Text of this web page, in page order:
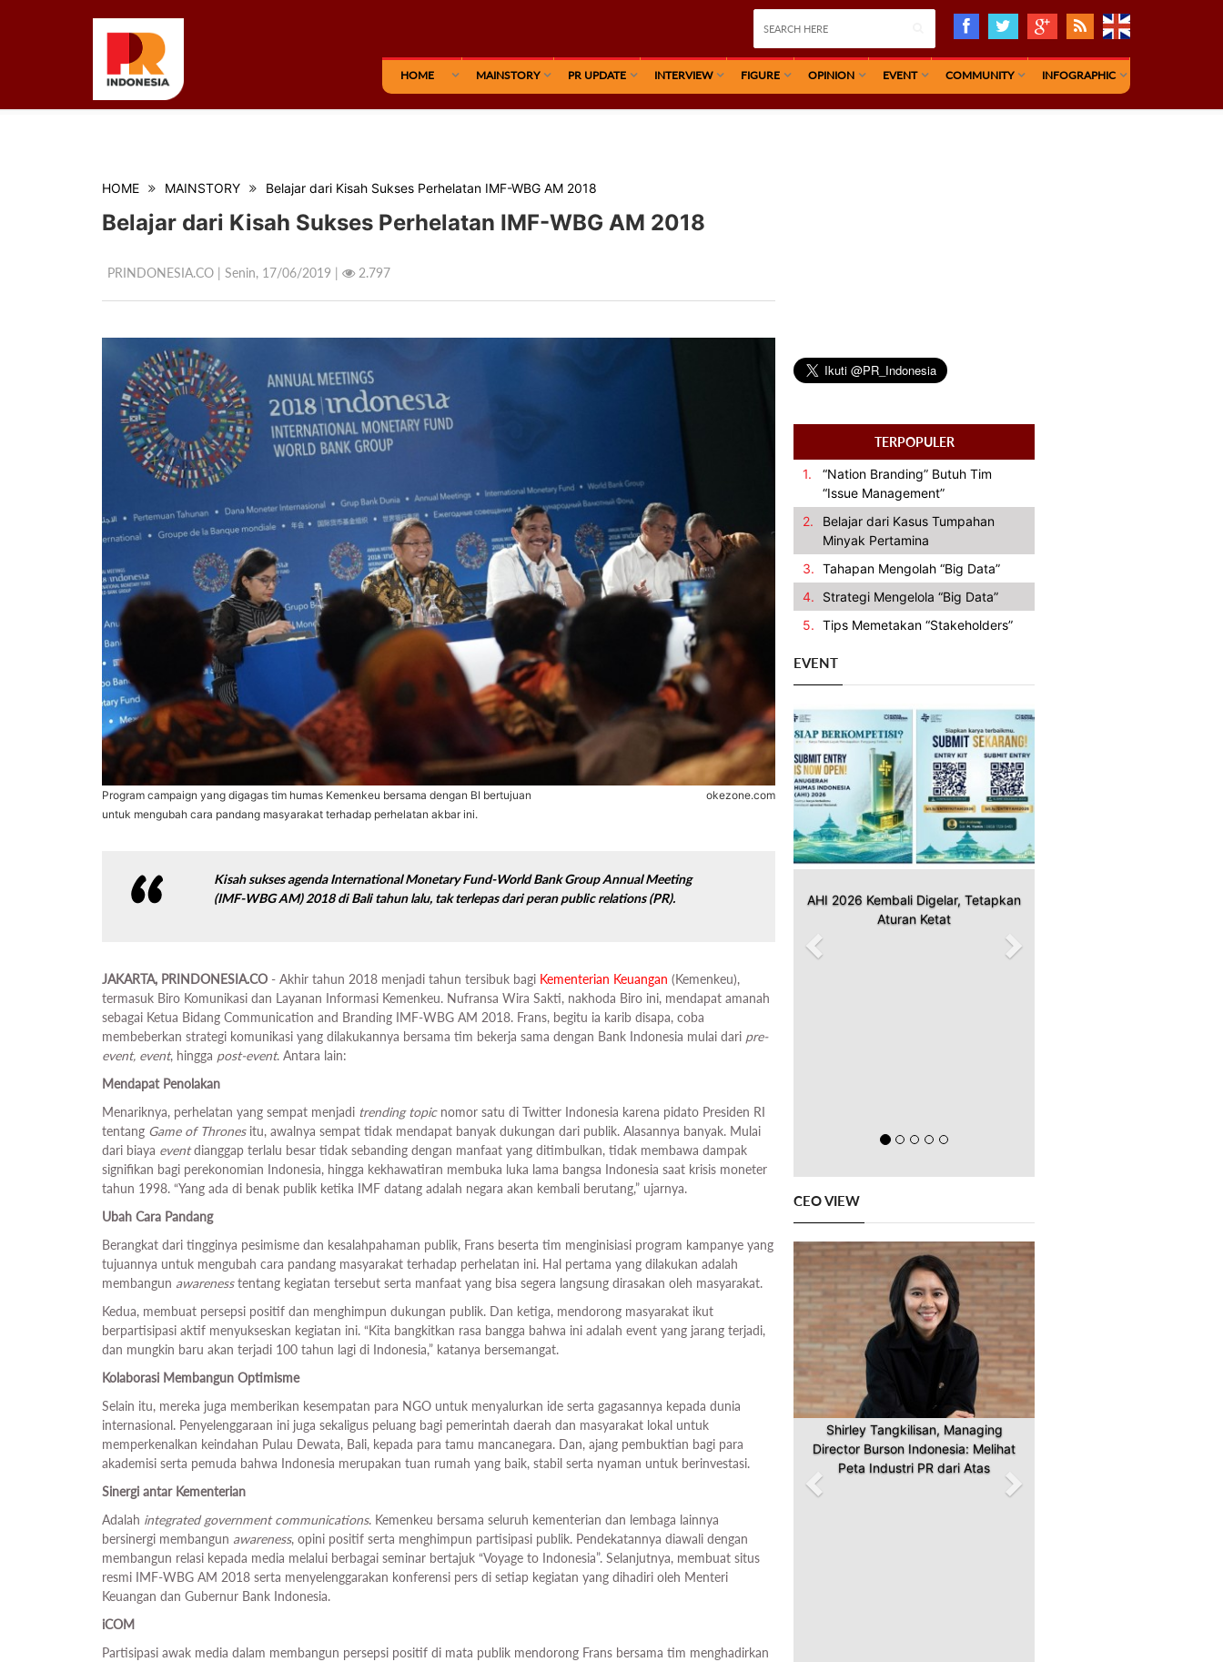
HOME MAINSTORY PR UPDATE INTERVIEW FIGURE OPINION EVENT COMMUNITY INFOGRAPHIC
HOME MAINSTORY Belajar dari Kisah Sukses Perhelatan IMF-WBG AM 2018
Belajar dari Kisah Sukses Perhelatan IMF-WBG AM 2018
PRINDONESIA.CO | Senin, 17/06/2019 | 2.797
Program campaign yang digagas tim humas Kemenkeu bersama dengan BI bertujuan
untuk mengubah cara pandang masyarakat terhadap perhelatan akbar ini.
okezone.com
Kisah sukses agenda International Monetary Fund-World Bank Group Annual Meeting
(IMF-WBG AM) 2018 di Bali tahun lalu, tak terlepas dari peranpublic relations(PR).
JAKARTA, PRINDONESIA.CO - Akhir tahun 2018 menjadi tahun tersibuk bagi Kementerian Keuangan (Kemenkeu),
termasuk Biro Komunikasi dan Layanan Informasi Kemenkeu. Nufransa Wira Sakti, nakhoda Biro ini, mendapat amanah
sebagai Ketua Bidang Communication and Branding IMF-WBG AM 2018. Frans, begitu ia karib disapa, coba
membeberkan strategi komunikasi yang dilakukannya bersama tim bekerja sama dengan Bank Indonesia mulai dari pre-
event, event, hingga post-event. Antara lain:
Mendapat Penolakan
Menariknya, perhelatan yang sempat menjadi trending topicnomor satu di Twitter Indonesia karena pidato Presiden RI
tentang Game of Thronesitu, awalnya sempat tidak mendapat banyak dukungan dari publik. Alasannya banyak. Mulai
dari biaya eventdianggap terlalu besar tidak sebanding dengan manfaat yang ditimbulkan, tidak membawa dampak
signifikan bagi perekonomian Indonesia, hingga kekhawatiran membuka luka lama bangsa Indonesia saat krisis moneter
tahun 1998. “Yang ada di benak publik ketika IMF datang adalah negara akan kembali berutang,” ujarnya.
Ubah Cara Pandang
Berangkat dari tingginya pesimisme dan kesalahpahaman publik, Frans beserta tim menginisiasi program kampanye yang
tujuannya untuk mengubah cara pandang masyarakat terhadap perhelatan ini. Hal pertama yang dilakukan adalah
membangun awarenesstentang kegiatan tersebut serta manfaat yang bisa segera langsung dirasakan oleh masyarakat.
Kedua, membuat persepsi positif dan menghimpun dukungan publik. Dan ketiga, mendorong masyarakat ikut
berpartisipasi aktif menyukseskan kegiatan ini. “Kita bangkitkan rasa bangga bahwa ini adalah event yang jarang terjadi,
dan mungkin baru akan terjadi 100 tahun lagi di Indonesia,” katanya bersemangat.
Kolaborasi Membangun Optimisme
Selain itu, mereka juga memberikan kesempatan para NGO untuk menyalurkan ide serta gagasannya kepada dunia
internasional. Penyelenggaraan ini juga sekaligus peluang bagi pemerintah daerah dan masyarakat lokal untuk
memperkenalkan keindahan Pulau Dewata, Bali, kepada para tamu mancanegara. Dan, ajang pembuktian bagi para
akademisi serta pemuda bahwa Indonesia merupakan tuan rumah yang baik, stabil serta nyaman untuk berinvestasi.
Sinergi antar Kementerian
Adalah integrated government communications. Kemenkeu bersama seluruh kementerian dan lembaga lainnya
bersinergi membangun awareness, opini positif serta menghimpun partisipasi publik. Pendekatannya diawali dengan
membangun relasi kepada media melalui berbagai seminar bertajuk “Voyage to Indonesia”. Selanjutnya, membuat situs
resmi IMF-WBG AM 2018 serta menyelenggarakan konferensi pers di setiap kegiatan yang dihadiri oleh Menteri
Keuangan dan Gubernur Bank Indonesia.
iCOM
Partisipasi awak media dalam membangun persepsi positif di mata publik mendorong Frans bersama tim menghadirkan
TERPOPULER
1.
“Nation Branding” Butuh Tim
“Issue Management”
2.
Belajar dari Kasus Tumpahan
Minyak Pertamina
3. Tahapan Mengolah “Big Data”
4.
Strategi Mengelola “Big Data”
5. Tips Memetakan “Stakeholders”
EVENT
AHI 2026 Kembali Digelar, Tetapkan
Aturan Ketat
Previous Next
CEO VIEW
Shirley Tangkilisan, Managing
Director Burson Indonesia: Melihat
Peta Industri PR dari Atas
Previous Next